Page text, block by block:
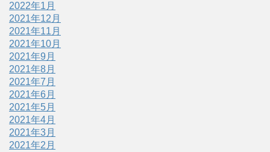
2022年1月
2021年12月
2021年11月
2021年10月
2021年9月
2021年8月
2021年7月
2021年6月
2021年5月
2021年4月
2021年3月
2021年2月